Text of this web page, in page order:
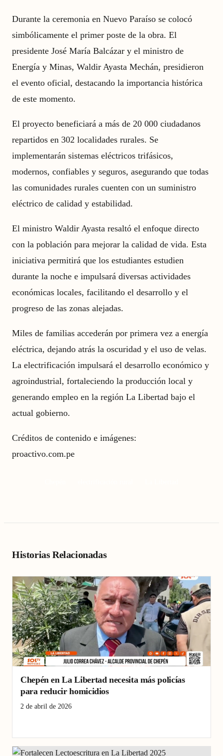
Durante la ceremonia en Nuevo Paraíso se colocó
simbólicamente el primer poste de la obra. El
presidente José María Balcázar y el ministro de
Energía y Minas, Waldir Ayasta Mechán, presidieron
el evento oficial, destacando la importancia histórica
de este momento.
El proyecto beneficiará a más de 20 000 ciudadanos
repartidos en 302 localidades rurales. Se
implementarán sistemas eléctricos trifásicos,
modernos, confiables y seguros, asegurando que todas
las comunidades rurales cuenten con un suministro
eléctrico de calidad y estabilidad.
El ministro Waldir Ayasta resaltó el enfoque directo
con la población para mejorar la calidad de vida. Esta
iniciativa permitirá que los estudiantes estudien
durante la noche e impulsará diversas actividades
económicas locales, facilitando el desarrollo y el
progreso de las zonas alejadas.
Miles de familias accederán por primera vez a energía
eléctrica, dejando atrás la oscuridad y el uso de velas.
La electrificación impulsará el desarrollo económico y
agroindustrial, fortaleciendo la producción local y
generando empleo en la región La Libertad bajo el
actual gobierno.
Créditos de contenido e imágenes:
proactivo.com.pe
Historias Relacionadas
Chepén en La Libertad necesita más policías
para reducir homicidios
2 de abril de 2026